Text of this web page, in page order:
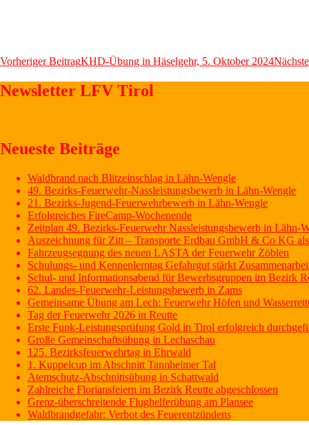
udkig
i
Danmark?
Vores
tilbyder
Ivermectine
piller
i
dosering
3
mg,
mg,
Beitragsnavigation
Vorheriger BeitragKHD-Übung in Häselgehr, 5. Oktober 2024
Newsletter LFV Tirol
Neueste Beiträge
Waldbrand nach Blitzeinschlag in Lähn-Wengle
49. Bezirks-Feuerwehr-Nassleistungsbewerb in Lähn-Wengle
21. Bezirks-Jugend-Feuerwehrbewerb in Lähn-Wengle
Erfolgreiches FireCamp-Wochenende
Zeitplan 49. Bezirks-Feuerwehr Nassleistungsbewerb in Lähn-
Auszeichnung für Zitt – Transporte Erdbau GmbH & Co KG
Fahrzeugsegnung des neuen LASTA der Feuerwehr Zöblen
Schulungs- und Kennenlerntag Gefahrgut stärkt
Schul- und Informationsabend für Bewerbsgruppen im Bezirk
62. Landes-Feuerwehr-Leistungsbewerb in Zams
Gemeinsame Übung am Lech: Feuerwehr Höfen und
Tag der Feuerwehr 2026 in Reutte
Erste Funk-Leistungsprüfung Gold in Tirol erfolgreich
Große Gemeinschaftsübung in Lechaschau
125. Bezirksfeuerwehrtag in Ehrwald
1. Kuppelcup im Abschnitt Tannheimer Tal
Atemschutz-Abschnittsübung in Schattwald
Zahlreiche Floriansfeiern im Bezirk Reutte abgeschlossen
Grenz-überschreitende Flughelferübung am Plansee
Waldbrandgefahr: Verbot des Feuerentzündens